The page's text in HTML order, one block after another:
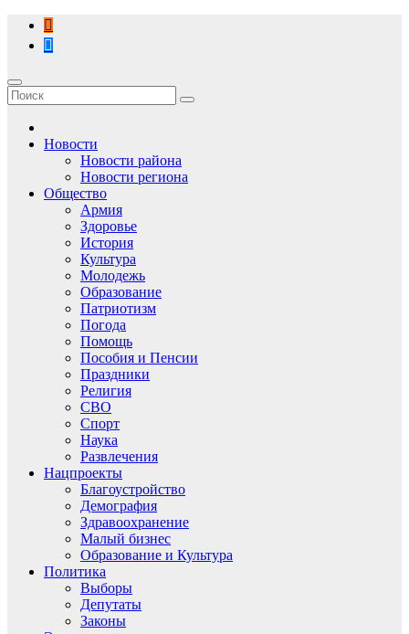
Перейти
содержимому
Новости
Новости района
Новости региона
Общество
Армия
Здоровье
История
Культура
Молодежь
Образование
Патриотизм
Погода
Помощь
Пособия и Пенсии
Праздники
Религия
СВО
Спорт
Наука
Развлечения
Нацпроекты
Благоустройство
Демография
Здравоохранение
Малый бизнес
Образование и Культура
Политика
Выборы
Депутаты
Законы